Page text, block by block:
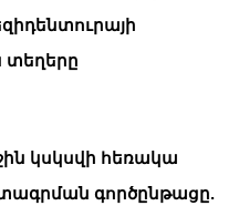
տեղերը
կսկսվի հեռակա
գործընթացը.